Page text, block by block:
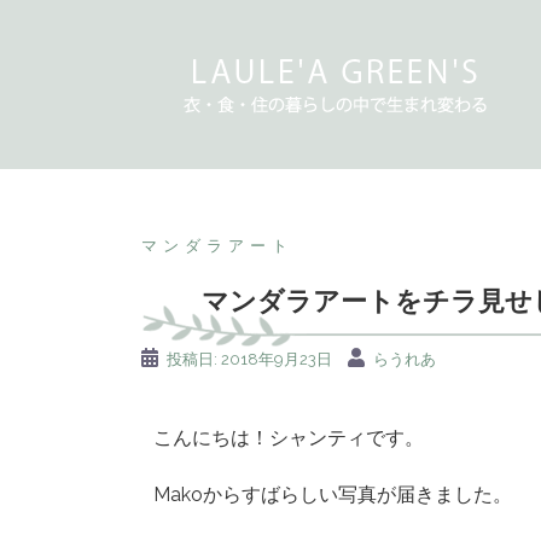
マンダラアート
マンダラアートをチラ見せ
投稿日: 2018年9月23日 らうれあ
こんにちは！シャンティです。
Makoからすばらしい写真が届きました。